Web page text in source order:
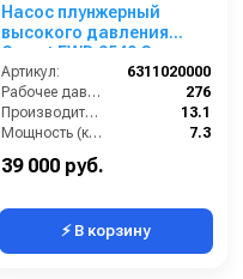
Насос плунжерный
высокого давления
Comet EWD 3540 G
(13,1/276) 3400 об/мин.Ø
1”п.в.
Артикул:
6311020000
Рабочее давление (бар):
276
Производительность (л/мин):
13.1
Мощность (кВт):
7.3
39 000 руб.
⚡ В корзину